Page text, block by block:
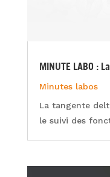
MINUTE LABO :
Minutes labos
La tangente
le suivi des